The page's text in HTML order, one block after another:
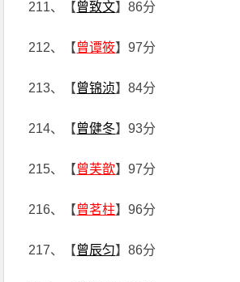
211、【曾致文】86分
212、【曾谭筱】97分
213、【曾锦浈】84分
214、【曾健冬】93分
215、【曾芙歆】97分
216、【曾茗柱】96分
217、【曾辰匀】86分